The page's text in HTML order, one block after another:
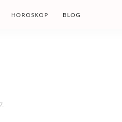
HOROSKOP BLOG